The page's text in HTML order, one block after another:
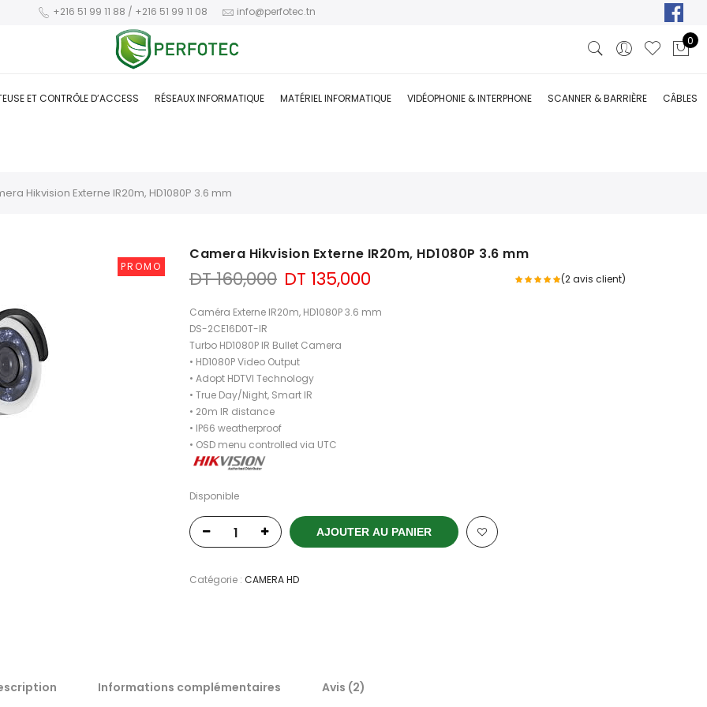
+216 51 99 11 88 / +216 51 99 11 08 info@perfotec.tn
0
ET CONTRÔLE D’ACCESS RÉSEAUX INFORMATIQUE MATÉRIEL INFORMATIQUE VIDÉOPHONIE & INTERPHONE SCANNER & BARRIÈRE CÂBLES
Hikvision Externe IR20m, HD1080P 3.6 mm
PROMO
Camera Hikvision Externe IR20m, HD1080P 3.6 mm
(2avis client)
DT160,000 Le
initial
DT 160,000.
DT 135,000
actuel
Caméra Externe IR20m, HD1080P 3.6 mm
DS-2CE16D0T-IR
Turbo HD1080P IR Bullet Camera
• HD1080P Video Output
• Adopt HDTVI Technology
• True Day/Night, Smart IR
• 20m IR distance
• IP66 weatherproof
• OSD menu controlled via UTC
Disponible
AJOUTER AU PANIER
Catégorie : CAMERA HD
Informations complémentaires Avis (2)